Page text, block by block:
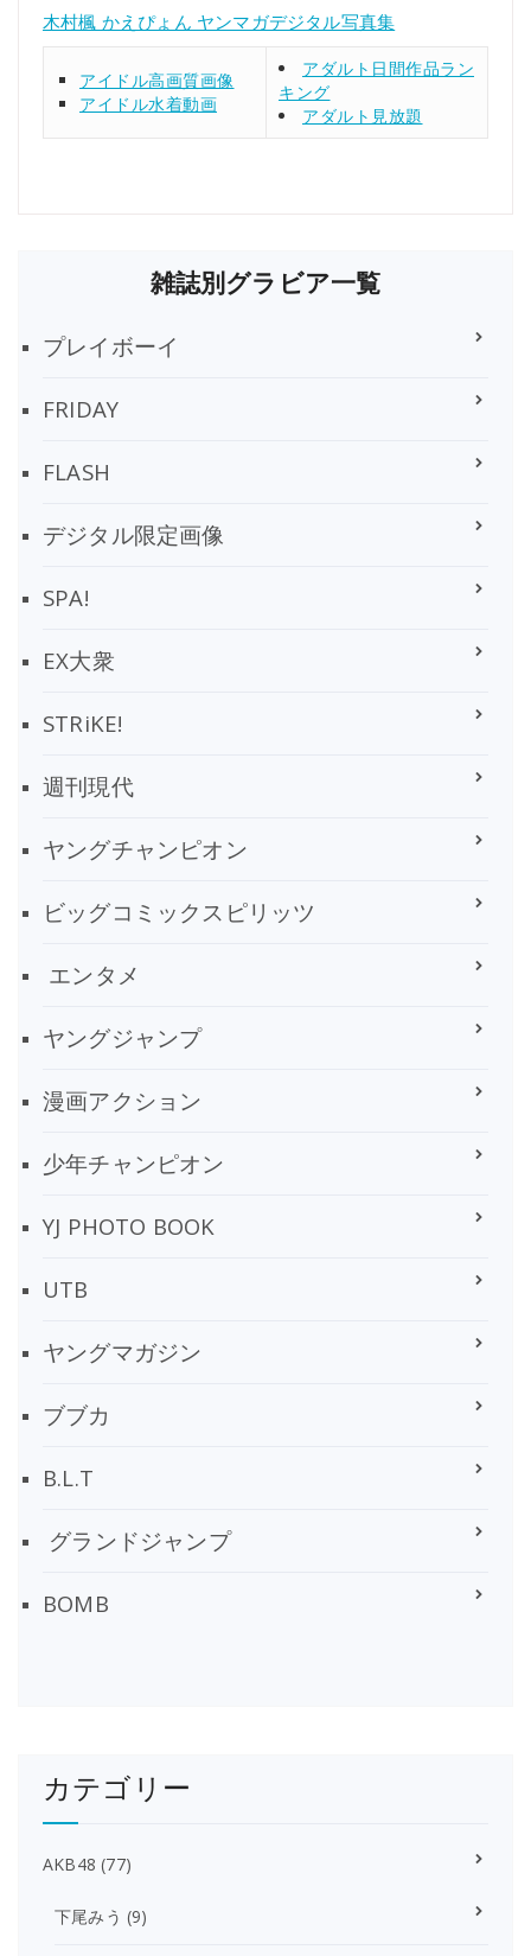
木村楓 かえぴょん ヤンマガデジタル写真集
アイドル高画質画像
アイドル水着動画
アダルト日間作品ラン
キング
アダルト見放題
雑誌別グラビア一覧
プレイボーイ
FRIDAY
FLASH
デジタル限定画像
SPA!
EX大衆
STRiKE!
週刊現代
ヤングチャンピオン
ビッグコミックスピリッツ
エンタメ
ヤングジャンプ
漫画アクション
少年チャンピオン
YJ PHOTO BOOK
UTB
ヤングマガジン
ブブカ
B.L.T
グランドジャンプ
BOMB
カテゴリー
AKB48 (77)
下尾みう (9)